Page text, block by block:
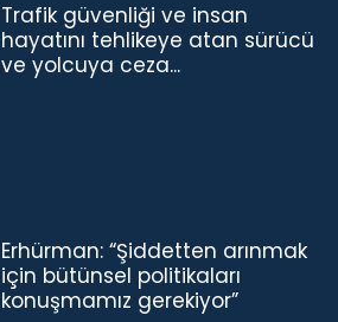
Trafik güvenliği ve insan
hayatını tehlikeye atan sürücü
ve yolcuya ceza...
Erhürman: “Şiddetten arınmak
için bütünsel politikaları
konuşmamız gerekiyor”